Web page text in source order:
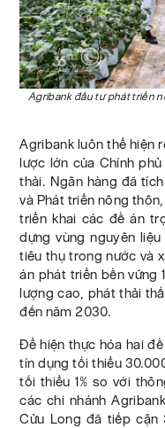
Agribank đầu tư phát triển
Agribank luôn thể hiện
lược lớn của Chính
thải. Ngân hàng đã
và Phát triển nông
triển khai các đề án
dựng vùng nguyên
tiêu thụ trong nước và
án phát triển bền vững
lượng cao, phát thải
đến năm 2030.
Để hiện thực hóa hai
tín dụng tối thiểu
tối thiểu 1% so với
các chi nhánh
Cửu Long đã tiếp cận